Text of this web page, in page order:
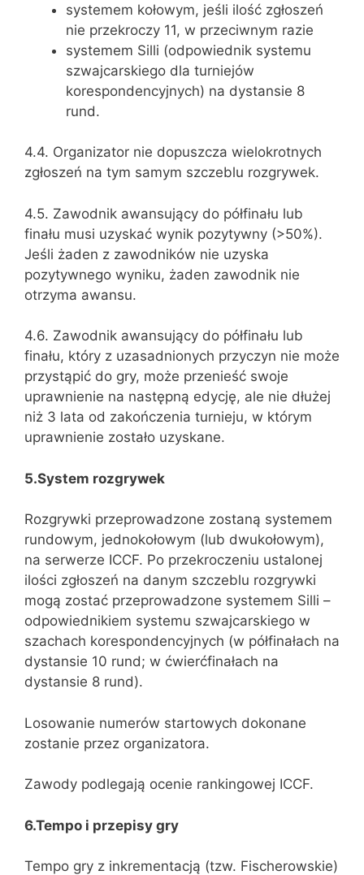
systemem kołowym, jeśli ilość zgłoszeń
nie przekroczy 11, w przeciwnym razie
systemem Silli (odpowiednik systemu
szwajcarskiego dla turniejów
korespondencyjnych) na dystansie 8
rund.
4.4. Organizator nie dopuszcza wielokrotnych
zgłoszeń na tym samym szczeblu rozgrywek.
4.5. Zawodnik awansujący do półfinału lub
finału musi uzyskać wynik pozytywny (>50%).
Jeśli żaden z zawodników nie uzyska
pozytywnego wyniku, żaden zawodnik nie
otrzyma awansu.
4.6. Zawodnik awansujący do półfinału lub
finału, który z uzasadnionych przyczyn nie może
przystąpić do gry, może przenieść swoje
uprawnienie na następną edycję, ale nie dłużej
niż 3 lata od zakończenia turnieju, w którym
uprawnienie zostało uzyskane.
5.System rozgrywek
Rozgrywki przeprowadzone zostaną systemem
rundowym, jednokołowym (lub dwukołowym),
na serwerze ICCF. Po przekroczeniu ustalonej
ilości zgłoszeń na danym szczeblu rozgrywki
mogą zostać przeprowadzone systemem Silli –
odpowiednikiem systemu szwajcarskiego w
szachach korespondencyjnych (w półfinałach na
dystansie 10 rund; w ćwierćfinałach na
dystansie 8 rund).
Losowanie numerów startowych dokonane
zostanie przez organizatora.
Zawody podlegają ocenie rankingowej ICCF.
6.Tempo i przepisy gry
Tempo gry z inkrementacją (tzw. Fischerowskie)